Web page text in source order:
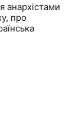
анархістами
про